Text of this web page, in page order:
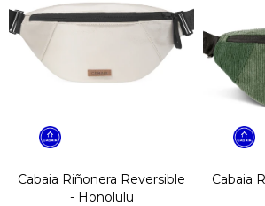
Cabaia Riñonera Reversible
- Honolulu
Cabaia